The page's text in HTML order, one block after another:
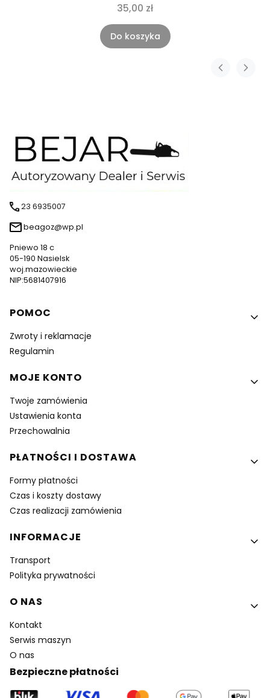
35,00 zł
Do koszyka
23 6935007
beagoz@wp.pl
Pniewo 18 c
05-190 Nasielsk
woj.mazowieckie
NIP:5681407916
Linki w stopce
POMOC
Zwroty i reklamacje
Regulamin
MOJE KONTO
Twoje zamówienia
Ustawienia konta
Przechowalnia
PŁATNOŚCI I DOSTAWA
Formy płatności
Czas i koszty dostawy
Czas realizacji zamówienia
INFORMACJE
Transport
Polityka prywatności
O NAS
Kontakt
Serwis maszyn
O nas
Bezpieczne płatności